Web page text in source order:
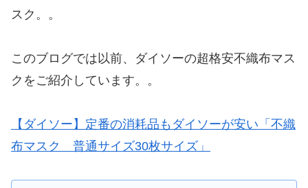
スク。。
このブログでは以前、ダイソーの超格安不織布マス
クをご紹介しています。。
【ダイソー】定番の消耗品もダイソーが安い「不織
布マスク 普通サイズ30枚サイズ」